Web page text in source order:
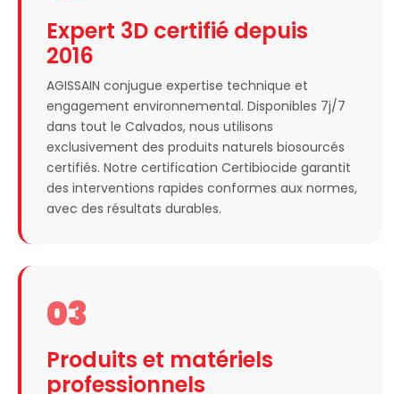
Expert 3D certifié depuis
2016
AGISSAIN conjugue expertise technique et
engagement environnemental. Disponibles 7j/7
dans tout le Calvados, nous utilisons
exclusivement des produits naturels biosourcés
certifiés. Notre certification Certibiocide garantit
des interventions rapides conformes aux normes,
avec des résultats durables.
03
Produits et matériels
professionnels